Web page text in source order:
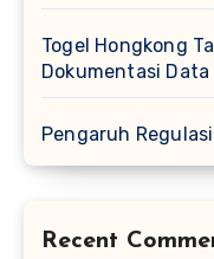
Togel Hongkong
Dokumentasi
Pengaruh
Recent